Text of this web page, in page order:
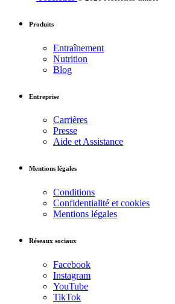
Produits
Entraînement
Nutrition
Blog
Entreprise
Carrières
Presse
Aide et Assistance
Mentions légales
Conditions
Confidentialité et cookies
Mentions légales
Réseaux sociaux
Facebook
Instagram
YouTube
TikTok